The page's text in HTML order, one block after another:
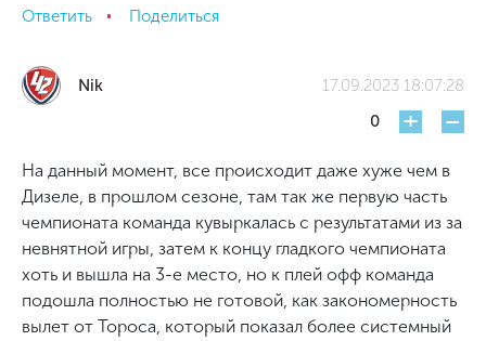
Ответить Поделиться
Nik
17.09.2023 18:07:28
0
+ -
На данный момент, все происходит даже хуже чем в
Дизеле, в прошлом сезоне, там так же первую часть
чемпионата команда кувыркалась с результатами из за
невнятной игры, затем к концу гладкого чемпионата
хоть и вышла на 3-е место, но к плей офф команда
подошла полностью не готовой, как закономерность
вылет от Тороса, который показал более системный